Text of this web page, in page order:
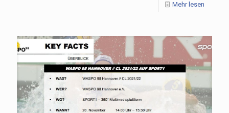
Mehr lesen